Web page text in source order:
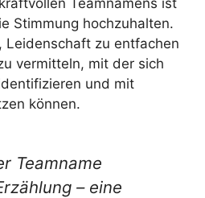
Teamnamens ist
Stimmung hochzuhalten.
Leidenschaft zu entfachen
vermitteln, mit der sich
und mit
können.
Teamname
– eine